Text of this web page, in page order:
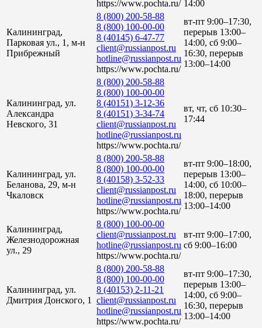
https://www.pochta.ru/ 14:00
Калининград,
Парковая ул., 1, м-н
Прибрежный
8 (800) 200-58-88
8 (800) 100-00-00
8 (40145) 6-47-77
client@russianpost.ru
hotline@russianpost.ru
https://www.pochta.ru/
вт-пт 9:00–17:30,
перерыв 13:00–
14:00, сб 9:00–
16:30, перерыв
13:00–14:00
Калининград, ул.
Александра
Невского, 31
8 (800) 200-58-88
8 (800) 100-00-00
8 (40151) 3-12-36
8 (40151) 3-34-74
client@russianpost.ru
hotline@russianpost.ru
https://www.pochta.ru/
вт, чт, сб 10:30–
17:44
Калининград, ул.
Беланова, 29, м-н
Чкаловск
8 (800) 200-58-88
8 (800) 100-00-00
8 (40158) 3-52-33
client@russianpost.ru
hotline@russianpost.ru
https://www.pochta.ru/
вт-пт 9:00–18:00,
перерыв 13:00–
14:00, сб 10:00–
18:00, перерыв
13:00–14:00
Калининград,
Железнодорожная
ул., 29
8 (800) 100-00-00
client@russianpost.ru
hotline@russianpost.ru
https://www.pochta.ru/
вт-пт 9:00–17:00,
сб 9:00–16:00
Калининград, ул.
Дмитрия Донского, 1
8 (800) 200-58-88
8 (800) 100-00-00
8 (40153) 2-11-21
client@russianpost.ru
hotline@russianpost.ru
https://www.pochta.ru/
вт-пт 9:00–17:30,
перерыв 13:00–
14:00, сб 9:00–
16:30, перерыв
13:00–14:00